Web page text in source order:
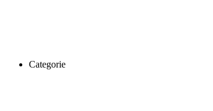
Categorie